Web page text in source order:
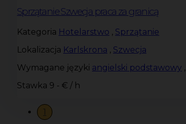
Sprzątanie Szwecja praca za granicą
Kategoria Hotelarstwo , Sprzątanie
Lokalizacja Karlskrona , Szwecja
Wymagane języki angielski podstawowy ,
Stawka 9 - € / h
1